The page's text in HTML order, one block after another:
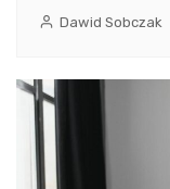
Dawid Sobczak